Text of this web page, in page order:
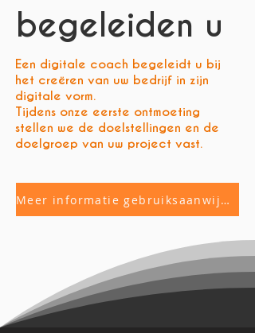
begeleiden u
Een digitale coach begeleidt u bij
het creëren van uw bedrijf in zijn
digitale vorm.
Tijdens onze eerste ontmoeting
stellen we de doelstellingen en de
doelgroep van uw project vast.
Meer informatie gebruiksaanwijzing